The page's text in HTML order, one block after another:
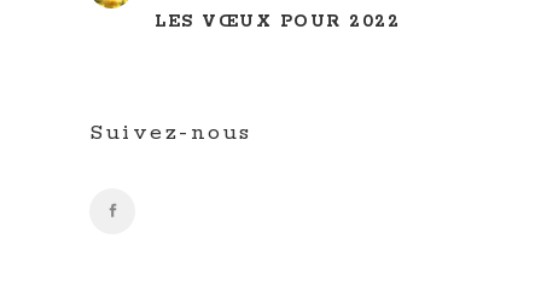
LES VŒUX POUR 2022
Suivez-nous